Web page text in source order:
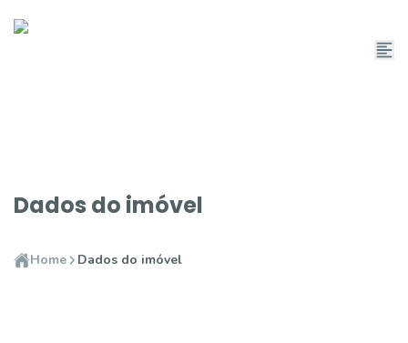
Dados do imóvel
Home Dados do imóvel